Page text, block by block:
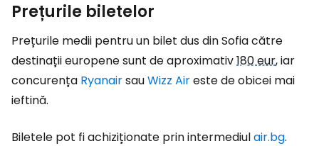
Prețurile biletelor
Prețurile medii pentru un bilet dus din Sofia către
destinații europene sunt de aproximativ180 eur, iar
concurența RyanairsauWizz Aireste de obicei mai
ieftină.
Biletele pot fi achiziționate prin intermediulair.bg.